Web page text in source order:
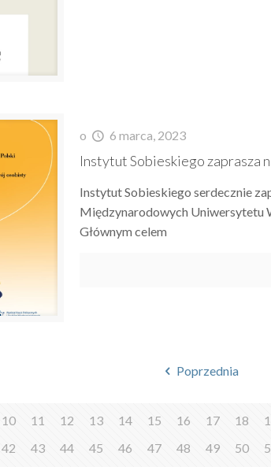
o 6 marca, 2023
Instytut Sobieskiego zaprasza
Instytut Sobieskiego serdecznie
Międzynarodowych Uniwersytetu
Głównym celem
Poprzednia
10 11 12 13 14 15 16 17 18
42 43 44 45 46 47 48 49 50